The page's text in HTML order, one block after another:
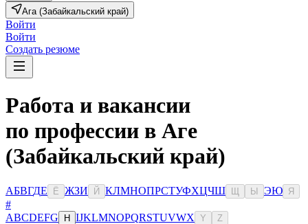
Ага (Забайкальский край)
Войти
Войти
Создать резюме
Работа и вакансии
по профессии в Аге
(Забайкальский край)
АБВГДЕ Ё ЖЗИ Й КЛМНОПРСТУФХЦЧШ Ы ЭЮ Я
#
ABCDEFG H IJKLMNOPQRSTUVWX Y Z